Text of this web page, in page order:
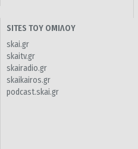
SITES ΤΟΥ ΟΜΙΛΟΥ
skai.gr
skaitv.gr
skairadio.gr
skaikairos.gr
podcast.skai.gr